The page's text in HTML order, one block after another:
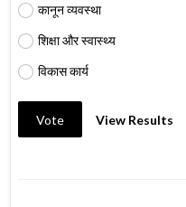
कानून व्यवस्था
शिक्षा और स्वास्थ्य
विकास कार्य
Vote View Results